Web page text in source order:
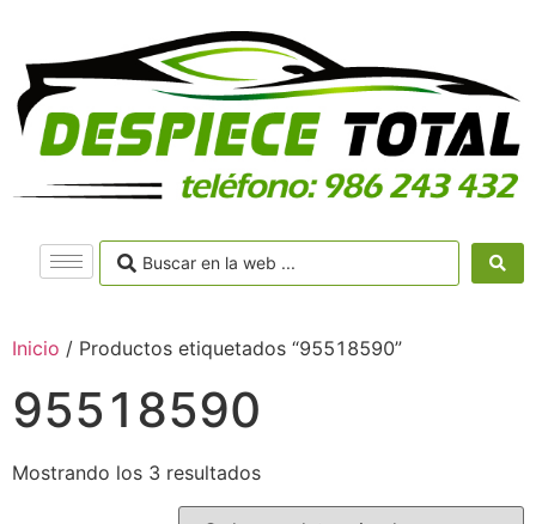
Inicio / Productos etiquetados “95518590”
95518590
Mostrando los 3 resultados